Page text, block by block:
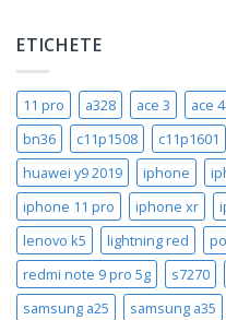
ETICHETE
11 pro a328 ace 3 ace
bn36
c11p1508 c11p1601
huawei y9 2019
iphone
iphone 11 pro
iphone xr
lenovo k5
lightning red
redmi note 9 pro 5g
s7270
samsung a25
samsung a35